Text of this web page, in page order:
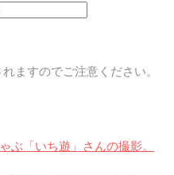
ますのでご注意ください。
ぶ「いち遊」さんの撮影。